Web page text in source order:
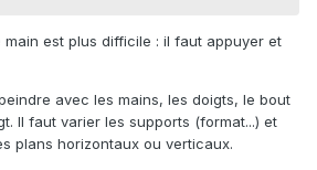
main est plus difficile : il faut appuyer et
avec les mains, les doigts, le bout
Il faut varier les supports (format...) et
plans horizontaux ou verticaux.